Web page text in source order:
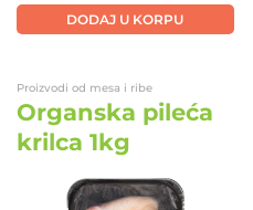
DODAJ U KORPU
Proizvodi od mesa i ribe
Organska pileća
krilca 1kg